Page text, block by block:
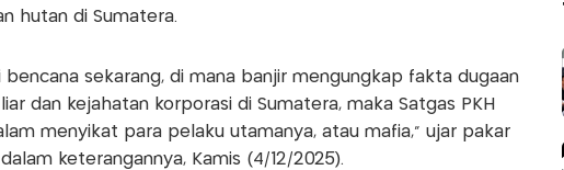
hutan di Sumatera.
bencana sekarang, di mana banjir mengungkap fakta dugaan
dan kejahatan korporasi di Sumatera, maka Satgas PKH
menyikat para pelaku utamanya, atau mafia,” ujar pakar
keterangannya, Kamis (4/12/2025).